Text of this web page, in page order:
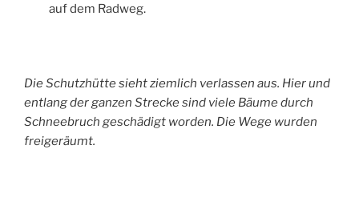
auf dem Radweg.
Die Schutzhütte sieht ziemlich verlassen aus. Hier und
entlang der ganzen Strecke sind viele Bäume durch
Schneebruch geschädigt worden. Die Wege wurden
freigeräumt.